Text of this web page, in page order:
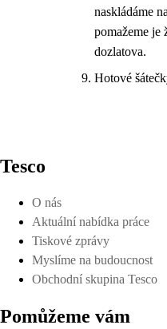
naskládáme
pomažeme je
dozlatova.
Hotové
Tesco
O nás
Aktuální nabídka práce
Tiskové zprávy
Myslíme na budoucnost
Obchodní skupina Tesco
Pomůžeme vám